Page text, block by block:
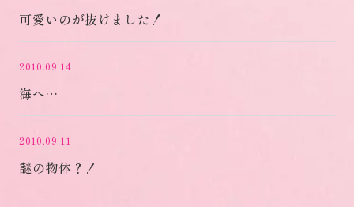
可愛いのが抜けました！
2010.09.14
海へ…
2010.09.11
謎の物体？！